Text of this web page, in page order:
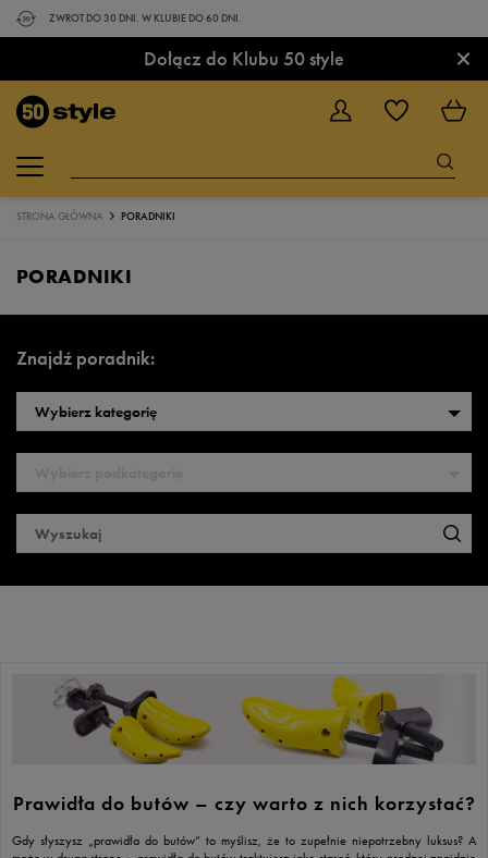
ZWROT DO 30 DNI. W KLUBIE DO 60 DNI.
Dołącz do Klubu 50 style ×
STRONA GŁÓWNA PORADNIKI
PORADNIKI
Znajdź poradnik:
Wybierz kategorię
Prawidła do butów – czy warto z nich korzystać?
Gdy słyszysz „prawidła do butów” to myślisz, że to zupełnie niepotrzebny luksus? A